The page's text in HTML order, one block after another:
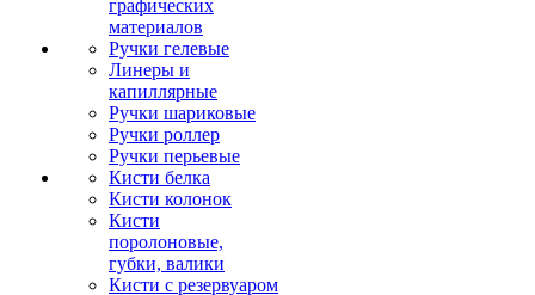
графических
материалов
Ручки гелевые
Линеры и
капиллярные
Ручки шариковые
Ручки роллер
Ручки перьевые
Кисти белка
Кисти колонок
Кисти
поролоновые,
губки, валики
Кисти с резервуаром